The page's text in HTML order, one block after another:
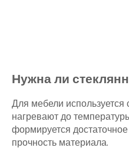
Нужна ли
Для мебели используется
нагревают до
формируется
прочность материала.